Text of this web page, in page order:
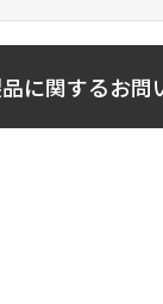
に関するお問